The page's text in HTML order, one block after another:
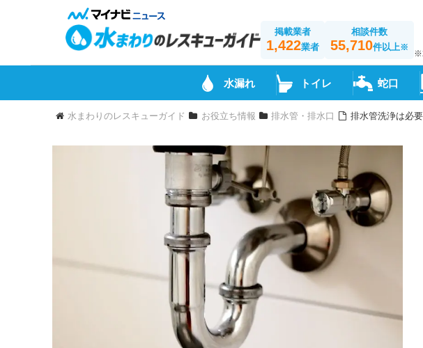
掲載業者
1,422業者
相談件数
55,710件以上※
水漏れ トイレ 蛇口
水まわりのレスキューガイド お役立ち情報 排水管・排水口 排水管洗浄は必